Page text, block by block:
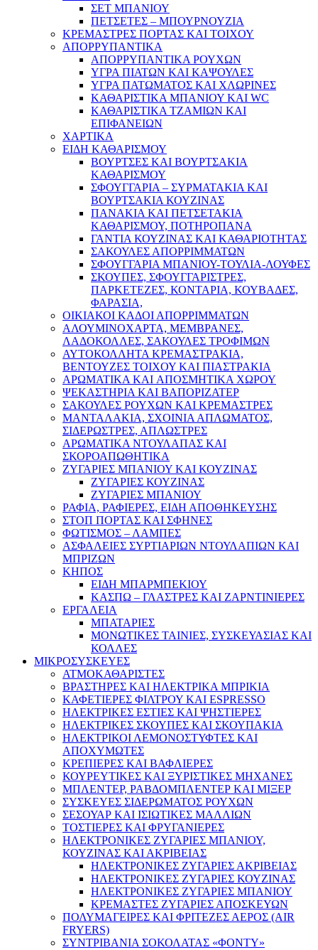
ΣΕΤ ΜΠΑΝΙΟΥ
ΠΕΤΣΕΤΕΣ – ΜΠΟΥΡΝΟΥΖΙΑ
ΚΡΕΜΑΣΤΡΕΣ ΠΟΡΤΑΣ ΚΑΙ ΤΟΙΧΟΥ
ΑΠΟΡΡΥΠΑΝΤΙΚΑ
ΑΠΟΡΡΥΠΑΝΤΙΚΑ ΡΟΥΧΩΝ
ΥΓΡΑ ΠΙΑΤΩΝ ΚΑΙ ΚΑΨΟΥΛΕΣ
ΥΓΡΑ ΠΑΤΩΜΑΤΟΣ ΚΑΙ ΧΛΩΡΙΝΕΣ
ΚΑΘΑΡΙΣΤΙΚΑ ΜΠΑΝΙΟΥ ΚΑΙ WC
ΚΑΘΑΡΙΣΤΙΚΑ ΤΖΑΜΙΩΝ ΚΑΙ
ΕΠΙΦΑΝΕΙΩΝ
ΧΑΡΤΙΚΑ
ΕΙΔΗ ΚΑΘΑΡΙΣΜΟΥ
ΒΟΥΡΤΣΕΣ ΚΑΙ ΒΟΥΡΤΣΑΚΙΑ
ΚΑΘΑΡΙΣΜΟΥ
ΣΦΟΥΓΓΑΡΙΑ – ΣΥΡΜΑΤΑΚΙΑ ΚΑΙ
ΒΟΥΡΤΣΑΚΙΑ ΚΟΥΖΙΝΑΣ
ΠΑΝΑΚΙΑ ΚΑΙ ΠΕΤΣΕΤΑΚΙΑ
ΚΑΘΑΡΙΣΜΟΥ, ΠΟΤΗΡΟΠΑΝΑ
ΓΑΝΤΙΑ ΚΟΥΖΙΝΑΣ ΚΑΙ ΚΑΘΑΡΙΟΤΗΤΑΣ
ΣΑΚΟΥΛΕΣ ΑΠΟΡΡΙΜΜΑΤΩΝ
ΣΦΟΥΓΓΑΡΙΑ ΜΠΑΝΙΟΥ-ΤΟΥΛΙΑ-ΛΟΥΦΕΣ
ΣΚΟΥΠΕΣ, ΣΦΟΥΓΓΑΡΙΣΤΡΕΣ,
ΠΑΡΚΕΤΕΖΕΣ, ΚΟΝΤΑΡΙΑ, ΚΟΥΒΑΔΕΣ,
ΦΑΡΑΣΙΑ,
ΟΙΚΙΑΚΟΙ ΚΑΔΟΙ ΑΠΟΡΡΙΜΜΑΤΩΝ
ΑΛΟΥΜΙΝΟΧΑΡΤΑ, ΜΕΜΒΡΑΝΕΣ,
ΛΑΔΟΚΟΛΛΕΣ, ΣΑΚΟΥΛΕΣ ΤΡΟΦΙΜΩΝ
ΑΥΤΟΚΟΛΛΗΤΑ ΚΡΕΜΑΣΤΡΑΚΙΑ,
ΒΕΝΤΟΥΖΕΣ ΤΟΙΧΟΥ ΚΑΙ ΠΙΑΣΤΡΑΚΙΑ
ΑΡΩΜΑΤΙΚΑ KAI ΑΠΟΣΜΗΤΙΚΑ ΧΩΡΟΥ
ΨΕΚΑΣΤΗΡΙΑ ΚΑΙ ΒΑΠΟΡΙΖΑΤΕΡ
ΣΑΚΟΥΛΕΣ ΡΟΥΧΩΝ ΚΑΙ ΚΡΕΜΑΣΤΡΕΣ
ΜΑΝΤΑΛΑΚΙΑ, ΣΧΟΙΝΙΑ ΑΠΛΩΜΑΤΟΣ,
ΣΙΔΕΡΩΣΤΡΕΣ, ΑΠΛΩΣΤΡΕΣ
ΑΡΩΜΑΤΙΚΑ ΝΤΟΥΛΑΠΑΣ ΚΑΙ
ΣΚΟΡΟΑΠΩΘΗΤΙΚΑ
ΖΥΓΑΡΙΕΣ ΜΠΑΝΙΟΥ ΚΑΙ ΚΟΥΖΙΝΑΣ
ΖΥΓΑΡΙΕΣ ΚΟΥΖΙΝΑΣ
ΖΥΓΑΡΙΕΣ ΜΠΑΝΙΟΥ
ΡΑΦΙΑ, ΡΑΦΙΕΡΕΣ, ΕΙΔΗ ΑΠΟΘΗΚΕΥΣΗΣ
ΣΤΟΠ ΠΟΡΤΑΣ ΚΑΙ ΣΦΗΝΕΣ
ΦΩΤΙΣΜΟΣ – ΛΑΜΠΕΣ
ΑΣΦΑΛΕΙΕΣ ΣΥΡΤΙΑΡΙΩΝ ΝΤΟΥΛΑΠΙΩΝ ΚΑΙ
ΜΠΡΙΖΩΝ
ΚΗΠΟΣ
ΕΙΔΗ ΜΠΑΡΜΠΕΚΙΟΥ
ΚΑΣΠΩ – ΓΛΑΣΤΡΕΣ ΚΑΙ ΖΑΡΝΤΙΝΙΕΡΕΣ
ΕΡΓΑΛΕΙΑ
ΜΠΑΤΑΡΙΕΣ
ΜΟΝΩΤΙΚΕΣ ΤΑΙΝΙΕΣ, ΣΥΣΚΕΥΑΣΙΑΣ ΚΑΙ
ΚΟΛΛΕΣ
ΜΙΚΡΟΣΥΣΚΕΥΕΣ
ΑΤΜΟΚΑΘΑΡΙΣΤΕΣ
ΒΡΑΣΤΗΡΕΣ ΚΑΙ ΗΛΕΚΤΡΙΚΑ ΜΠΡΙΚΙΑ
ΚΑΦΕΤΙΕΡΕΣ ΦΙΛΤΡΟΥ ΚΑΙ ESPRESSO
ΗΛΕΚΤΡΙΚΕΣ ΕΣΤΙΕΣ ΚΑΙ ΨΗΣΤΙΕΡΕΣ
ΗΛΕΚΤΡΙΚΕΣ ΣΚΟΥΠΕΣ ΚΑΙ ΣΚΟΥΠΑΚΙΑ
ΗΛΕΚΤΡΙΚΟΙ ΛΕΜΟΝΟΣΤΥΦΤΕΣ ΚΑΙ
ΑΠΟΧΥΜΩΤΕΣ
ΚΡΕΠΙΕΡΕΣ ΚΑΙ ΒΑΦΛΙΕΡΕΣ
ΚΟΥΡΕΥΤΙΚΕΣ ΚΑΙ ΞΥΡΙΣΤΙΚΕΣ ΜΗΧΑΝΕΣ
ΜΠΛΕΝΤΕΡ, ΡΑΒΔΟΜΠΛΕΝΤΕΡ ΚΑΙ ΜΙΞΕΡ
ΣΥΣΚΕΥΕΣ ΣΙΔΕΡΩΜΑΤΟΣ ΡΟΥΧΩΝ
ΣΕΣΟΥΑΡ ΚΑΙ ΙΣΙΩΤΙΚΕΣ ΜΑΛΛΙΩΝ
ΤΟΣΤΙΕΡΕΣ ΚΑΙ ΦΡΥΓΑΝΙΕΡΕΣ
ΗΛΕΚΤΡΟΝΙΚΕΣ ΖΥΓΑΡΙΕΣ ΜΠΑΝΙΟΥ,
ΚΟΥΖΙΝΑΣ ΚΑΙ ΑΚΡΙΒΕΙΑΣ
ΗΛΕΚΤΡΟΝΙΚΕΣ ΖΥΓΑΡΙΕΣ ΑΚΡΙΒΕΙΑΣ
ΗΛΕΚΤΡΟΝΙΚΕΣ ΖΥΓΑΡΙΕΣ ΚΟΥΖΙΝΑΣ
ΗΛΕΚΤΡΟΝΙΚΕΣ ΖΥΓΑΡΙΕΣ ΜΠΑΝΙΟΥ
ΚΡΕΜΑΣΤΕΣ ΖΥΓΑΡΙΕΣ ΑΠΟΣΚΕΥΩΝ
ΠΟΛΥΜΑΓΕΙΡΕΣ ΚΑΙ ΦΡΙΤΕΖΕΣ ΑΕΡΟΣ (AIR
FRYERS)
ΣΥΝΤΡΙΒΑΝΙΑ ΣΟΚΟΛΑΤΑΣ «ΦΟΝΤΥ»